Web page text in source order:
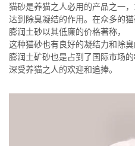
猫砂是养猫之人必用的产品之一，
达到除臭凝结的作用。在众多的猫
膨润土砂以其低廉的价格著称，
这种猫砂也有良好的凝结力和除臭
膨润土矿砂也是占到了国际市场的
深受养猫之人的欢迎和追捧。